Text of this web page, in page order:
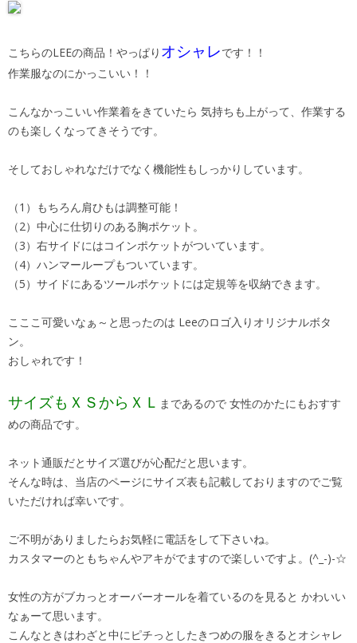
こちらのLEEの商品！やっぱり オシャレです！！
作業服なのにかっこいい！！
こんなかっこいい作業着をきていたら 気持ちも上がって、作業する
のも楽しくなってきそうです。
そしておしゃれなだけでなく機能性もしっかりしています。
（1）もちろん肩ひもは調整可能！
（2）中心に仕切りのある胸ポケット。
（3）右サイドにはコインポケットがついています。
（4）ハンマーループもついています。
（5）サイドにあるツールポケットには定規等を収納できます。
こここ可愛いなぁ～と思ったのは Leeのロゴ入りオリジナルボタ
ン。
おしゃれです！
サイズもＸＳからＸＬ まであるので 女性のかたにもおすす
めの商品です。
ネット通販だとサイズ選びが心配だと思います。
そんな時は、当店のページにサイズ表も記載しておりますのでご覧
いただければ幸いです。
ご不明がありましたらお気軽に電話をして下さいね。
カスタマーのともちゃんやアキがでますので楽しいですよ。(^_-)-☆
女性の方がブカっとオーバーオールを着ているのを見ると かわいい
なぁーて思います。
こんなときはわざと中にピチっとしたきつめの服をきるとオシャレ